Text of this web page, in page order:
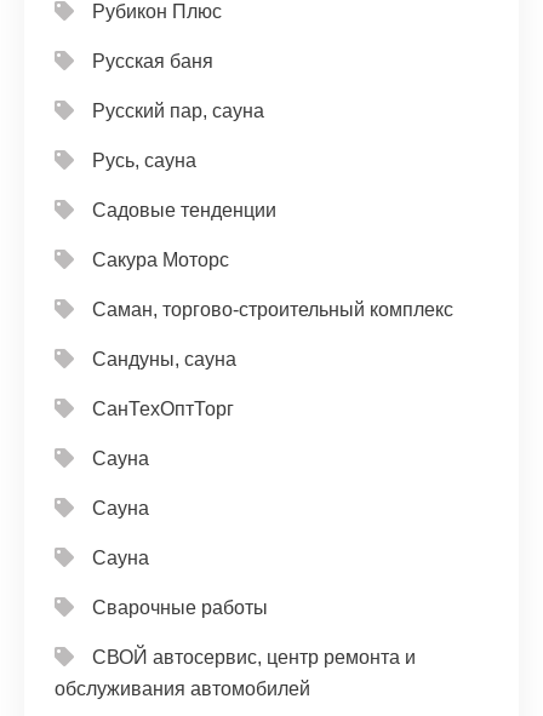
Рубикон Плюс
Русская баня
Русский пар, сауна
Русь, сауна
Садовые тенденции
Сакура Моторс
Саман, торгово-строительный комплекс
Сандуны, сауна
СанТехОптТорг
Сауна
Сауна
Сауна
Сварочные работы
СВОЙ автосервис, центр ремонта и
обслуживания автомобилей